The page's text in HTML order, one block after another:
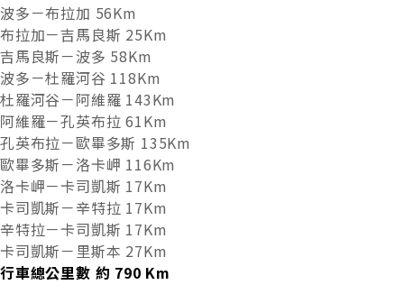
波多－布拉加 56Km
布拉加－吉馬良斯 25Km
吉馬良斯－波多 58Km
波多－杜羅河谷 118Km
杜羅河谷－阿維羅 143Km
阿維羅－孔英布拉 61Km
孔英布拉－歐畢多斯 135Km
歐畢多斯－洛卡岬 116Km
洛卡岬－卡司凱斯 17Km
卡司凱斯－辛特拉 17Km
辛特拉－卡司凱斯 17Km
卡司凱斯－里斯本 27Km
行車總公里數 約 790 Km